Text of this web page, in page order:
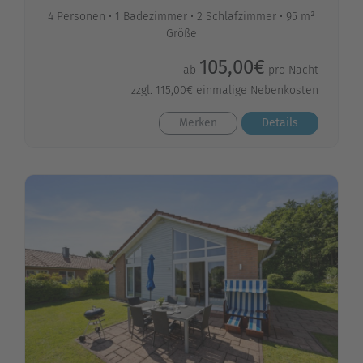
4 Personen 1 Badezimmer 2 Schlafzimmer
95 m²
Größe
ab 105,00€ pro Nacht
zzgl. 115,00€ einmalige Nebenkosten
Merken Details